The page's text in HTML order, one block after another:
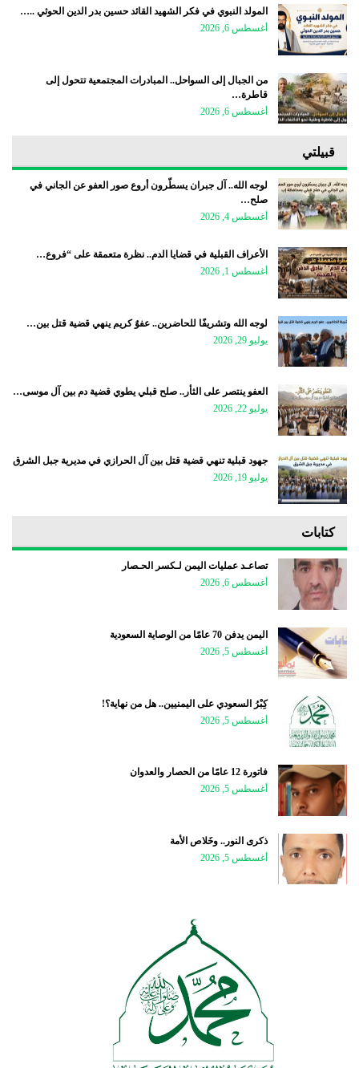
المولد النبوي في فكر الشهيد القائد حسين بدر الدين الحوثي ..…
أغسطس 6, 2026
من الجبال إلى السواحل.. المبادرات المجتمعية تتحول إلى
قاطرة…
أغسطس 6, 2026
قبيلتي
لوجه الله.. آل جبران يسطّرون أروع صور العفو عن الجاني في
صلح…
أغسطس 4, 2026
الأعراف القبلية في قضايا الدم.. نظرة متعمقة على “فروع…
أغسطس 1, 2026
لوجه الله وتشريفًا للحاضرين.. عفوٌ كريم ينهي قضية قتل بين…
يوليو 29, 2026
العفو ينتصر على الثأر.. صلح قبلي يطوي قضية دم بين آل موسى…
يوليو 22, 2026
جهود قبلية تنهي قضية قتل بين آل الحرازي في مديرية جبل الشرق
يوليو 19, 2026
كتابات
تصاعـد عمليات اليمن لـكسر الحـصار
أغسطس 6, 2026
اليمن يدفن 70 عامًا من الوصاية السعودية
أغسطس 5, 2026
كِبْرُ السعودي على اليمنيين.. هل من نهاية؟!
أغسطس 5, 2026
فاتورة 12 عامًا من الحصار والعدوان
أغسطس 5, 2026
ذكرى النور.. وخَلاص الأمة
أغسطس 5, 2026